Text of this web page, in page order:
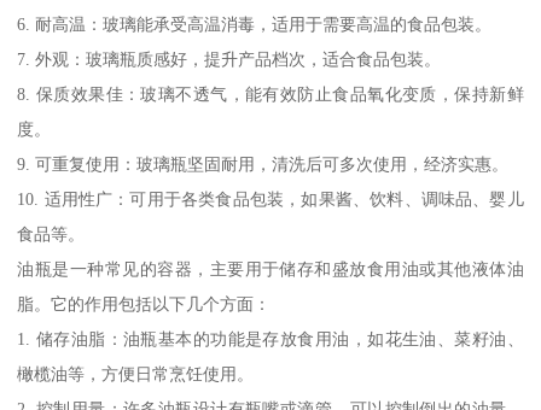
6. 耐高温：玻璃能承受高温消毒，适用于需要高温的食品包装。
7. 外观：玻璃瓶质感好，提升产品档次，适合食品包装。
8. 保质效果佳：玻璃不透气，能有效防止食品氧化变质，保持新鲜
度。
9. 可重复使用：玻璃瓶坚固耐用，清洗后可多次使用，经济实惠。
10. 适用性广：可用于各类食品包装，如果酱、饮料、调味品、婴儿
食品等。
油瓶是一种常见的容器，主要用于储存和盛放食用油或其他液体油
脂。它的作用包括以下几个方面：
1. 储存油脂：油瓶基本的功能是存放食用油，如花生油、菜籽油、
橄榄油等，方便日常烹饪使用。